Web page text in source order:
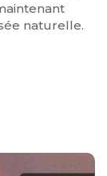
naturelle.